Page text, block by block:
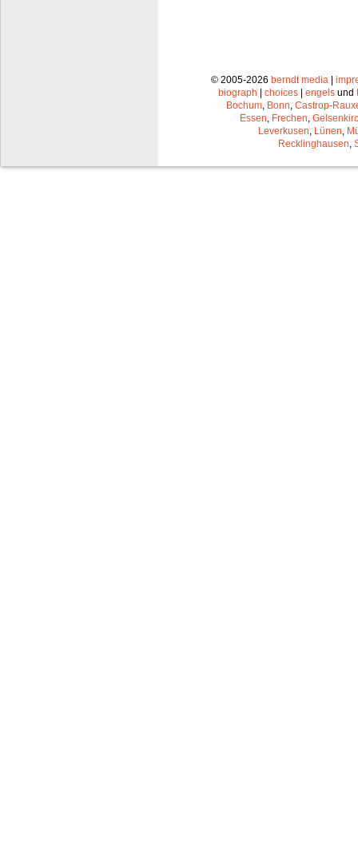
© 2005-2026 berndt media |
biograph | choices | engels und
Bochum Bonn Castrop-
Essen Frechen
Leverkusen Lünen
Recklinghausen